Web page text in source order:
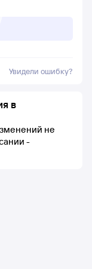
Увидели ошибку?
в
не
-